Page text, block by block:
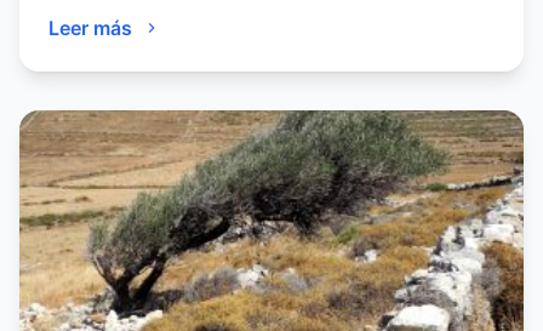
Leer más